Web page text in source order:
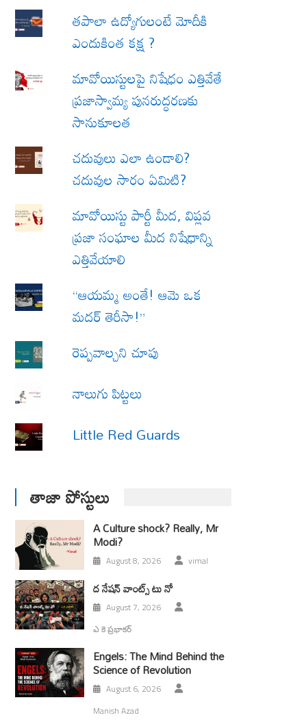
త‌పాలా ఉద్యోగులంటే మోదీకి
ఎందుకింత కక్ష ?
మావోయిస్టులపై నిషేధం ఎత్తివేతే
ప్రజాస్వామ్య పునరుద్ధరణకు
సానుకూలత
చదువులు ఎలా ఉండాలి?
చదువుల సారం ఏమిటి?
మావోయిస్టు పార్టీ మీద, విప్లవ
ప్రజా సంఘాల మీద నిషేధాన్ని
ఎత్తివేయాలి
“ఆయమ్మ అంతే! ఆమె ఒక
మదర్ తెరీసా!”
రెప్పవాల్చని చూపు
నాలుగు పిట్టలు
Little Red Guards
తాజా పోస్టులు
A Culture shock? Really, Mr
Modi?
August 8, 2026 vimal
ద నేషన్ వాంట్స్ టు నో
August 7, 2026
ఎ కె ప్రభాకర్
Engels: The Mind Behind the
Science of Revolution
August 6, 2026
Manish Azad